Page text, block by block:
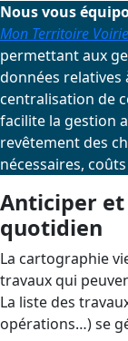
Nous vous
Mon Territoire Voirie
permettant aux
données relatives
centralisation de
facilite la gestion
revêtement des
nécessaires,
Anticiper
quotidien
La cartographie
travaux qui
La liste des
opérations…) se